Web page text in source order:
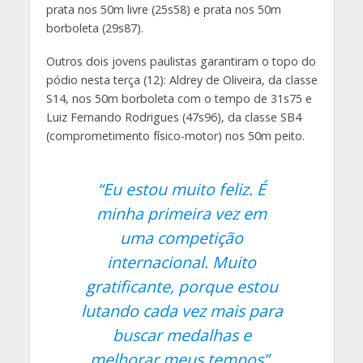
prata nos 50m livre (25s58) e prata nos 50m
borboleta (29s87).
Outros dois jovens paulistas garantiram o topo do
pódio nesta terça (12): Aldrey de Oliveira, da classe
S14, nos 50m borboleta com o tempo de 31s75 e
Luiz Fernando Rodrigues (47s96), da classe SB4
(comprometimento físico-motor) nos 50m peito.
“Eu estou muito feliz. É
minha primeira vez em
uma competição
internacional. Muito
gratificante, porque estou
lutando cada vez mais para
buscar medalhas e